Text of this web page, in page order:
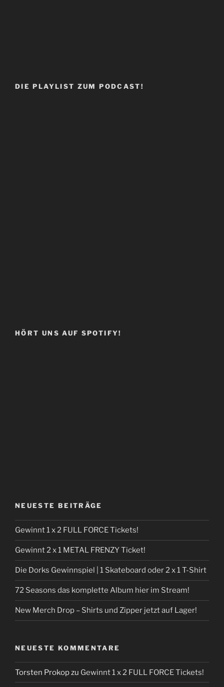
DIE PLAYLIST ZUM PODCAST!
HÖRT UNS AUF SPOTIFY!
NEUESTE BEITRÄGE
Gewinnt 1 x 2 FULL FORCE Tickets!
Gewinnt 2 x 1 METAL FRENZY Ticket!
Die Dorks Gewinnspiel | 1 Skateboard oder 2 x 1 T-Shirt
72 Seasons das komplette Album hier im Stream!
New Merch Drop – Shirts und Zipper jetzt auf Lager!
NEUESTE KOMMENTARE
Torsten Prokopzu Gewinnt 1 x 2 FULL FORCE Tickets!